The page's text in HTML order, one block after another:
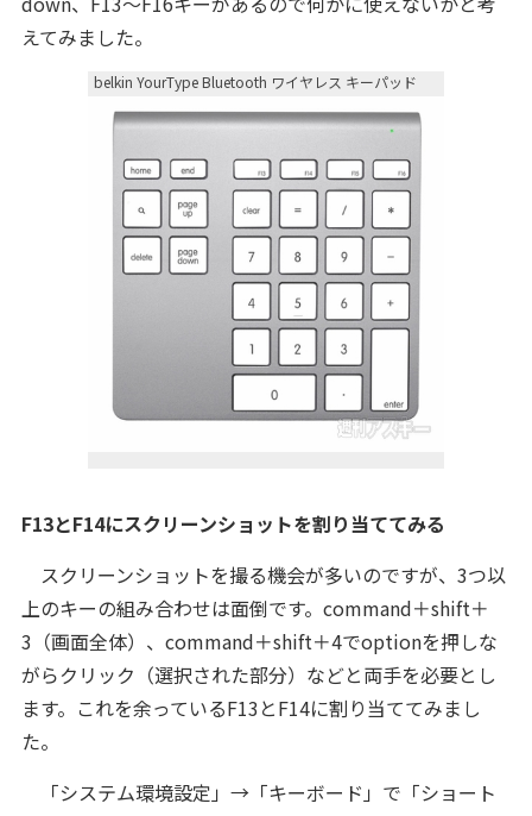
えてみました。
belkin YourType Bluetooth ワイヤレス キーパッド
F13とF14にスクリーンショットを割り当ててみる
スクリーンショットを撮る機会が多いのですが、3つ以
上のキーの組み合わせは面倒です。 command＋shift＋
3（画面全体）、command＋shift＋4でoptionを押しな
がらクリック（選択された部分）などと両手を必要とし
ます。これを余っているF13とF14に割り当ててみまし
た。
「システム環境設定」→「キーボード」で「ショート